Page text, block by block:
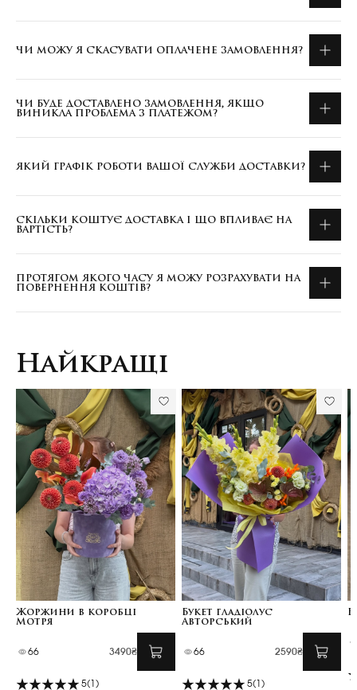
ЧИ МОЖУ Я СКАСУВАТИ ОПЛАЧЕНЕ ЗАМОВЛЕННЯ?
ЧИ БУДЕ ДОСТАВЛЕНО ЗАМОВЛЕННЯ, ЯКЩО
ВИНИКЛА ПРОБЛЕМА З ПЛАТЕЖОМ?
ЯКИЙ ГРАФІК РОБОТИ ВАШОЇ СЛУЖБИ ДОСТАВКИ?
СКІЛЬКИ КОШТУЄ ДОСТАВКА І ЩО ВПЛИВАЄ НА
ВАРТІСТЬ?
ПРОТЯГОМ ЯКОГО ЧАСУ Я МОЖУ РОЗРАХУВАТИ НА
ПОВЕРНЕННЯ КОШТІВ?
Найкращі
Жоржини в коробці
Мотря
66 3490₴
5(1)
Букет гладіолус
Авторський
66 2590₴
5(1)